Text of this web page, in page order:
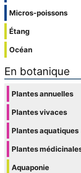
Micros-poissons
Étang
Océan
En botanique
Plantes annuelles
Plantes vivaces
Plantes aquatiques
Plantes
Aquaponie